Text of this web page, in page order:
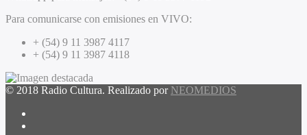
Para comunicarse con emisiones en VIVO:
+ (54) 9 11 3987 4117
+ (54) 9 11 3987 4118
© 2018 Radio Cultura. Realizado por NEOMEDIOS